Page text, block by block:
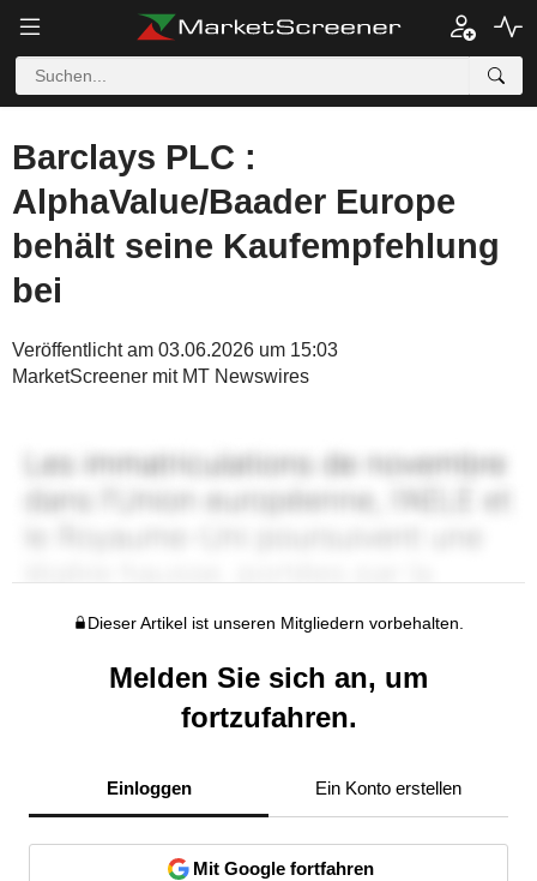
Barclays PLC :
AlphaValue/Baader Europe
behält seine Kaufempfehlung
bei
Veröffentlicht am 03.06.2026 um 15:03
MarketScreener mit MT Newswires
Dieser Artikel ist unseren Mitgliedern vorbehalten.
Melden Sie sich an, um
fortzufahren.
Einloggen Ein Konto erstellen
Mit Google fortfahren